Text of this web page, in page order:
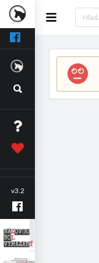
v3.2